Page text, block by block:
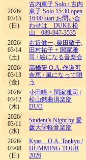
2026/
03/15
(日)
古内東子 Solo /古内
東子 Solo 15:30 open
16:00 start お問い合
わせは DUKE 松
山 089-947-3535
2026/
03/14
(土)
右近健一, 栗田敬子,
田村祐子 + 関家雅
司 /絵になる音楽会
2026/
03/13
(金)
高橋研 O.A. 作道可
奈恵 / 風になって唄
う
2026/
03/12
(木)
小田瞳 × 関家雅司 /
松山銘曲倶楽部
DUO
2026/
03/11
(水)
Student’s Night by 愛
媛大学軽音楽部
2026/
03/08
(日)
Kyas O.A. Tonkyu /
HUMMING TOUR
2026